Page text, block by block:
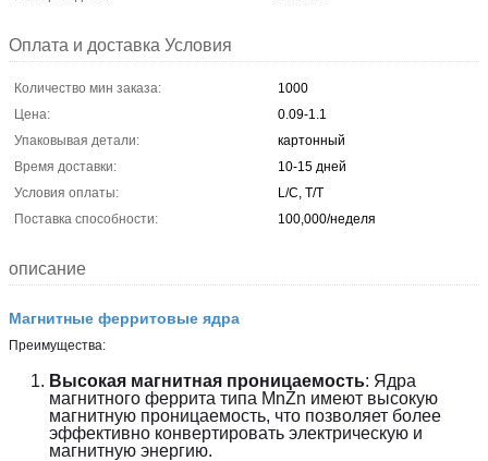
Оплата и доставка Условия
Количество мин заказа:
1000
Цена:
0.09-1.1
Упаковывая детали:
картонный
Время доставки:
10-15 дней
Условия оплаты:
L/C, T/T
Поставка способности:
100,000/неделя
описание
Магнитные ферритовые ядра
Преимущества:
Высокая магнитная проницаемость: Ядра
магнитного феррита типа MnZn имеют высокую
магнитную проницаемость, что позволяет более
эффективно конвертировать электрическую и
магнитную энергию.